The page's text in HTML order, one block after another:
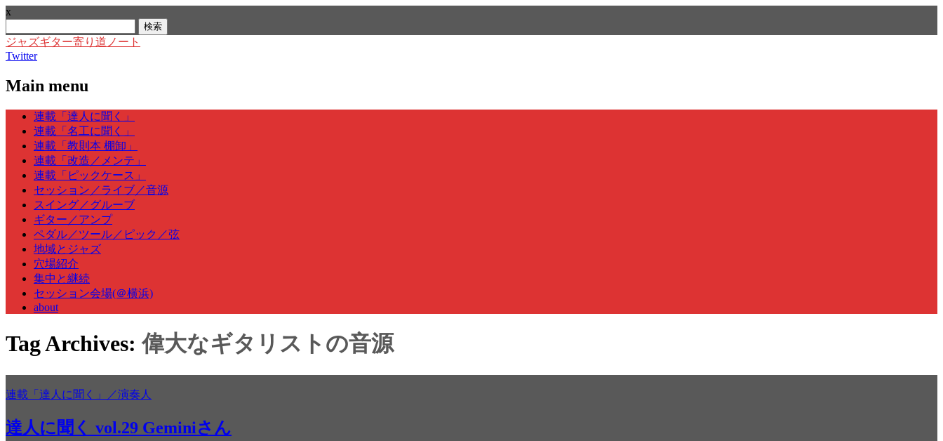
x
索:
ジャズギター寄り道ノート
Twitter
Main menu
Skip
content
連載「達人に聞く」
連載「名工に聞く」
連載「教則本 棚卸」
連載「改造／メンテ」
連載「ピックケース」
セッション／ライブ／音源
スイング／グルーブ
ギター／アンプ
ペダル／ツール／ピック／弦
地域とジャズ
穴場紹介
集中と継続
セッション会場(＠横浜)
about
Tag Archives:偉大なギタリストの音源
連載「達人に聞く」／演奏人
達人に聞く vol.29 Geminiさん